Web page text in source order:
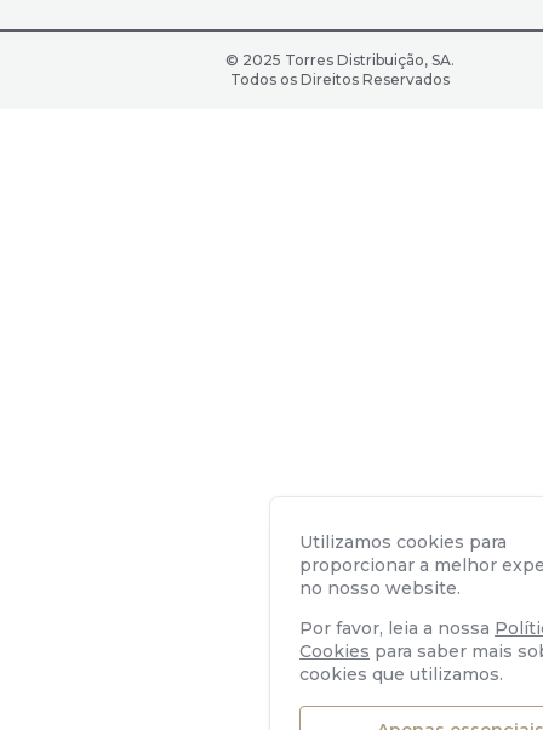
© 2025 Torres Distribuição, SA.
Todos os Direitos Reservados
Utilizamos cookies para
proporcionar a melhor
no nosso website.
Por favor, leia a nossa
Cookies para saber mais
cookies que utilizamos.